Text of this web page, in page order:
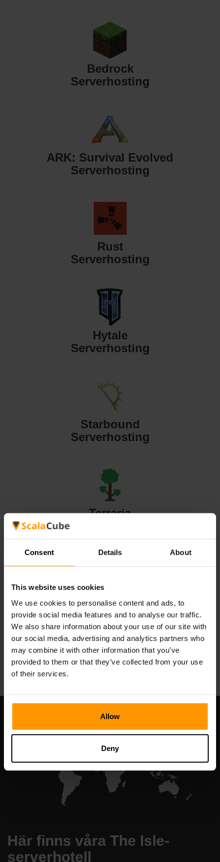
Consent Details About
This website uses cookies
We use cookies to personalise content and ads, to
provide social media features and to analyse our traffic.
We also share information about your use of our site with
our social media, advertising and analytics partners who
may combine it with other information that you’ve
provided to them or that they’ve collected from your use
of their services.
Allow
Deny
Bedrock
Serverhosting
ARK: Survival Evolved
Serverhosting
Rust
Serverhosting
Hytale
Serverhosting
Starbound
Serverhosting
Terraria
Valheim
Serverhosting
All Games
Här finns våra The Isle-
serverhotell